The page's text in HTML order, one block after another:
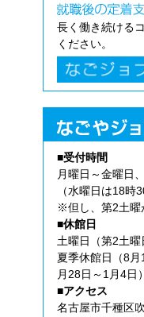
長く働き続ける
ください。
■受付時間
月曜日～金曜日
（水曜日は18時
※但し、第2土曜
■休館日
土曜日（第2土曜
夏季休館日（8
月28日～1月4日）
■アクセス
名古屋市千種区